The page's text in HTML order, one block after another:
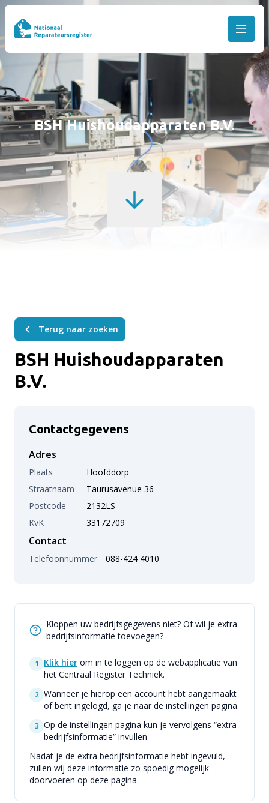
BSH Huishoudapparaten B.V.
Terug naar zoeken
BSH Huishoudapparaten
B.V.
Contactgegevens
Adres
Plaats
Hoofddorp
Straatnaam
Taurusavenue 36
Postcode
2132LS
KvK
33172709
Contact
Telefoonnummer 088-424 4010
Kloppen uw bedrijfsgegevens niet? Of wil je extra
bedrijfsinformatie toevoegen?
1 Klik hier om in te loggen op de webapplicatie van
het Centraal Register Techniek.
2 Wanneer je hierop een account hebt aangemaakt
of bent ingelogd, ga je naar de instellingen pagina.
3 Op de instellingen pagina kun je vervolgens “extra
bedrijfsinformatie” invullen.
Nadat je de extra bedrijfsinformatie hebt ingevuld,
zullen wij deze informatie zo spoedig mogelijk
doorvoeren op deze pagina.